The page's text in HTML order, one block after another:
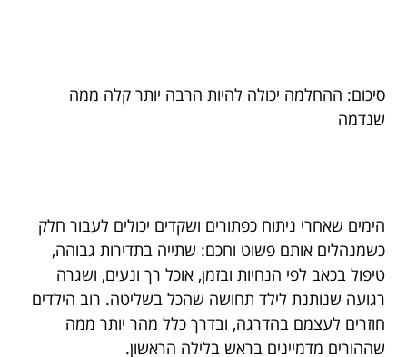
סיכום: ההחלמה יכולה להיות הרבה יותר קלה ממה
שנדמה
הימים שאחרי ניתוח כפתורים ושקדים יכולים לעבור חלק
כשמנהלים אותם פשוט וחכם: שתייה בתדירות גבוהה,
טיפול בכאב לפי הנחיות ובזמן, אוכל רך ונעים, ושגרה
רגועה שנותנת לילד תחושה שהכל בשליטה. רוב הילדים
חוזרים לעצמם בהדרגה, ובדרך כלל מהר יותר ממה
שההורים מדמיינים בראש בלילה הראשון.